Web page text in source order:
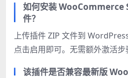
如何安装
件？
上传插件 ZIP 文件到
点击启用即可。无需额外激活步
该插件是否兼容最新版